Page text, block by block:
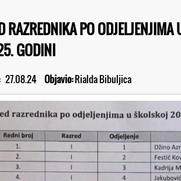
RAZREDNIKA PO
GODINI
: 27.08.24 Objavio:Rialda Bibuljica